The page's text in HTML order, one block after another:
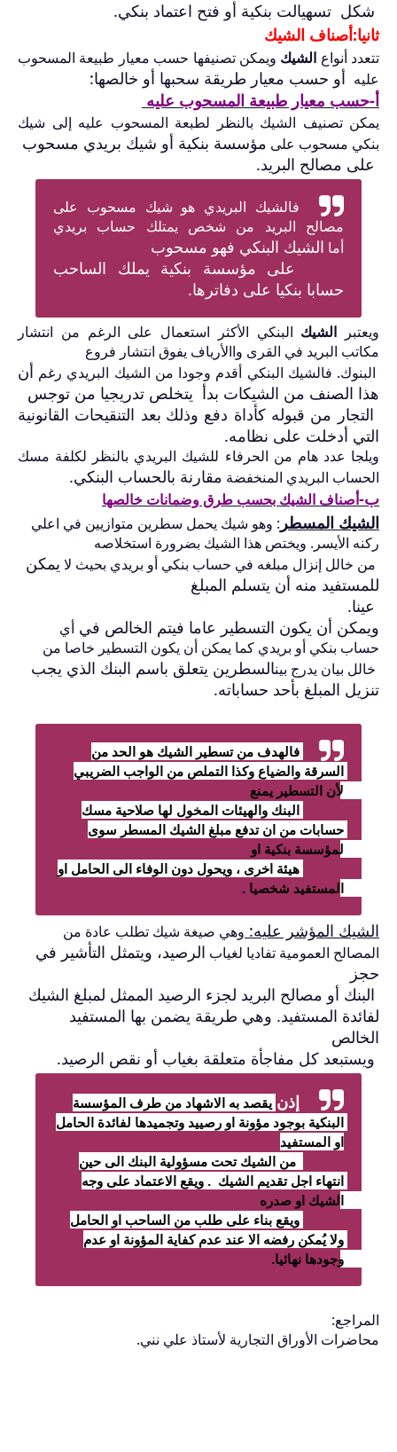
شكل تسهيالت بنكية أو فتح اعتماد بنكي.
ثانيا:أصناف الشيك
تتعدد أنواع الشيك ويمكن تصنيفها حسب معيار طبيعة المسحوب
عليه أو حسب معيار طريقة سحبها أو خالصها:
أ-حسب معيار طبيعة المسحوب عليه
يمكن تصنيف الشيك بالنظر لطبعة المسحوب عليه إلى شيك
بنكي مسحوب على مؤسسة بنكية أو شيك بريدي مسحوب
على مصالح البريد.
فالشيك البريدي هو شيك مسحوب على
مصالح البريد من شخص يمتلك حساب بريدي
أما الشيك البنكي فهو مسحوب
على مؤسسة بنكية يملك الساحب
حسابا بنكيا على دفاترها.
ويعتبر الشيك البنكي الأكثر استعمال على الرغم من انتشار
مكاتب البريد في القرى واالأرياف يفوق انتشار فروع
البنوك. فالشيك البنكي أقدم وجودا من الشيك البريدي رغم أن
هذا الصنف من الشيكات بدأ يتخلص تدريجيا من توجس
التجار من قبوله كأداة دفع وذلك بعد التنقيحات القانونية
التي أدخلت على نظامه.
ويلجا عدد هام من الحرفاء للشيك البريدي بالنظر لكلفة مسك
الحساب البريدي المنخفضة مقارنة بالحساب البنكي.
ب-أصناف الشيك بحسب طرق وضمانات خالصها
الشيك المسطر : وهو شيك يحمل سطرين متوازيين في اعلي
ركنه الأيسر. ويختص هذا الشيك بضرورة استخلاصه
من خالل إنزال مبلغه في حساب بنكي أو بريدي بحيث لا يمكن
للمستفيد منه أن يتسلم المبلغ
عينا.
ويمكن أن يكون التسطير عاما فيتم الخالص في أي
حساب بنكي أو بريدي كما يمكن أن يكون التسطير خاصا من
خالل بيان يدرج بينالسطرين يتعلق باسم البنك الذي يجب
تنزيل المبلغ بأحد حساباته.
لأن التسطير يمنع
لمؤسسة بنكية او
المستفيد شخصيا .
الشيك المؤشر عليه: وهي صيغة شيك تطلب عادة من
المصالح العمومية تفاديا لغياب الرصيد، ويتمثل التأشير في
حجز
البنك أو مصالح البريد لجزء الرصيد الممثل لمبلغ الشيك
لفائدة المستفيد. وهي طريقة يضمن بها المستفيد
الخالص
ويستبعد كل مفاجأة متعلقة بغياب أو نقص الرصيد.
إذن
او المستفيد
الشيك او صدره
وجودها نهائيا.
المراجع:
محاضرات الأوراق التجارية لأستاذ علي نني.